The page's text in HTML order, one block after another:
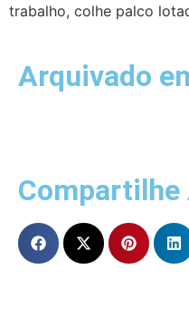
trabalho, colhe palco
Arquivado
Compartilhe